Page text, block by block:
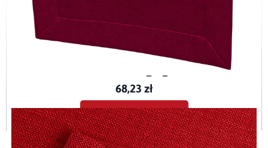
Bieżnik plamoodporny z mankietem O5 Marmurek bordo (354)
68,23 zł
Dodaj do koszyka